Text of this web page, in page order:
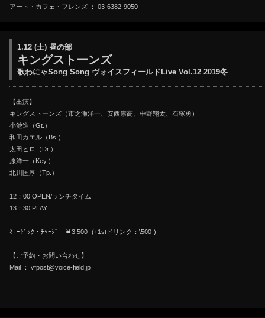
アート・カフェ・フレンズ ： 03-6382-9050
1.12 (土) 昼の部
キングストーンズ
歌わにゃSong Song ヴォイスフィールドLive Vol.12 2019冬
【出演】
キングストーンズ（市之瀬洋一、安西康高、中野翔太、石塚勇）
小池進（Gt.）
和田カエル（Bs.）
太田ヒロ（Dr.）
原洋一（Key.）
北川匡厚（Tp.）
12：00 OPEN/ランチタイム
13：30 PLAY
ﾐｭｰｼﾞｯｸ・ﾁｬｰｼﾞ：￥3,500- (+1stドリンク：\500-)
【ご予約・お問い合わせ】
Mail ： vfpost@voice-field.jp